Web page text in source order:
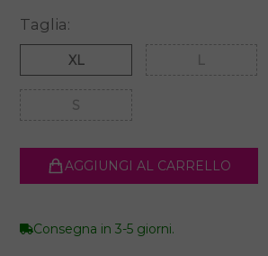
Taglia:
XL L
S
AGGIUNGI AL CARRELLO
Consegna in 3-5 giorni.